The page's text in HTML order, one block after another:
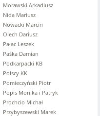
Morawski Arkadiusz
Nida Mariusz
Nowacki Marcin
Olech Dariusz
Pałac Leszek
Paśka Damian
Podkarpacki KB
Polscy KK
Pomieczyński Piotr
Popis Monika i Patryk
Prochcio Michał
Przybyszewski Marek